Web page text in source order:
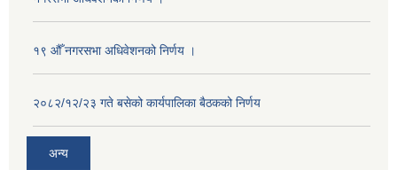
१९ औँ नगरसभा अधिवेशनको निर्णय ।
२०८२/१२/२३ गते बसेको कार्यपालिका बैठकको निर्णय
अन्य